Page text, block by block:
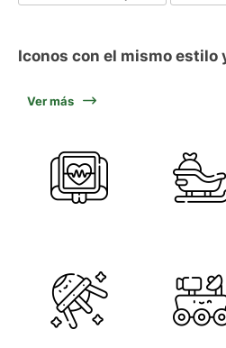
Iconos con el mismo estilo
Ver más